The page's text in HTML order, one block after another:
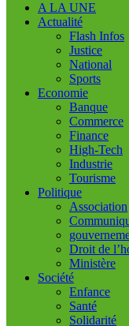
A LA UNE
Actualité
Flash Infos
Justice
National
Sports
Economie
Banque
Commerce
Finance
High-Tech
Industrie
Tourisme
Politique
Association
Droit de
Ministère
Société
Enfance
Santé
Solidarité